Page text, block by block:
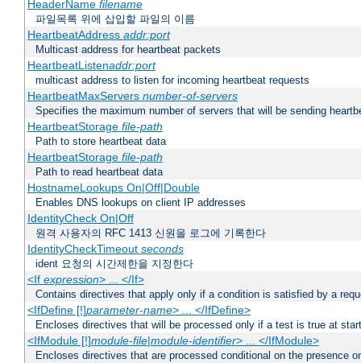
HeaderName filename
파일목록 위에 삽입할 파일의 이름
HeartbeatAddress addr:port
Multicast address for heartbeat packets
HeartbeatListenaddr:port
multicast address to listen for incoming heartbeat requests
HeartbeatMaxServers number-of-servers
Specifies the maximum number of servers that will be sending
HeartbeatStorage file-path
Path to store heartbeat data
HeartbeatStorage file-path
Path to read heartbeat data
HostnameLookups On|Off|Double
Enables DNS lookups on client IP addresses
IdentityCheck On|Off
원격 사용자의 RFC 1413 신원을 로그에 기록한다
IdentityCheckTimeout seconds
ident 요청의 시간제한을 지정한다
<If expression> ... </If>
Contains directives that apply only if a condition is satisfied by a
<IfDefine [!]parameter-name> ... </IfDefine>
Encloses directives that will be processed only if a test is true at
<IfModule [!]module-file|module-identifier> ... </IfModule>
Encloses directives that are processed conditional on the presence